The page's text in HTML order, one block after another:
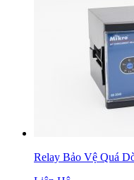
Relay Bảo Vệ Quá